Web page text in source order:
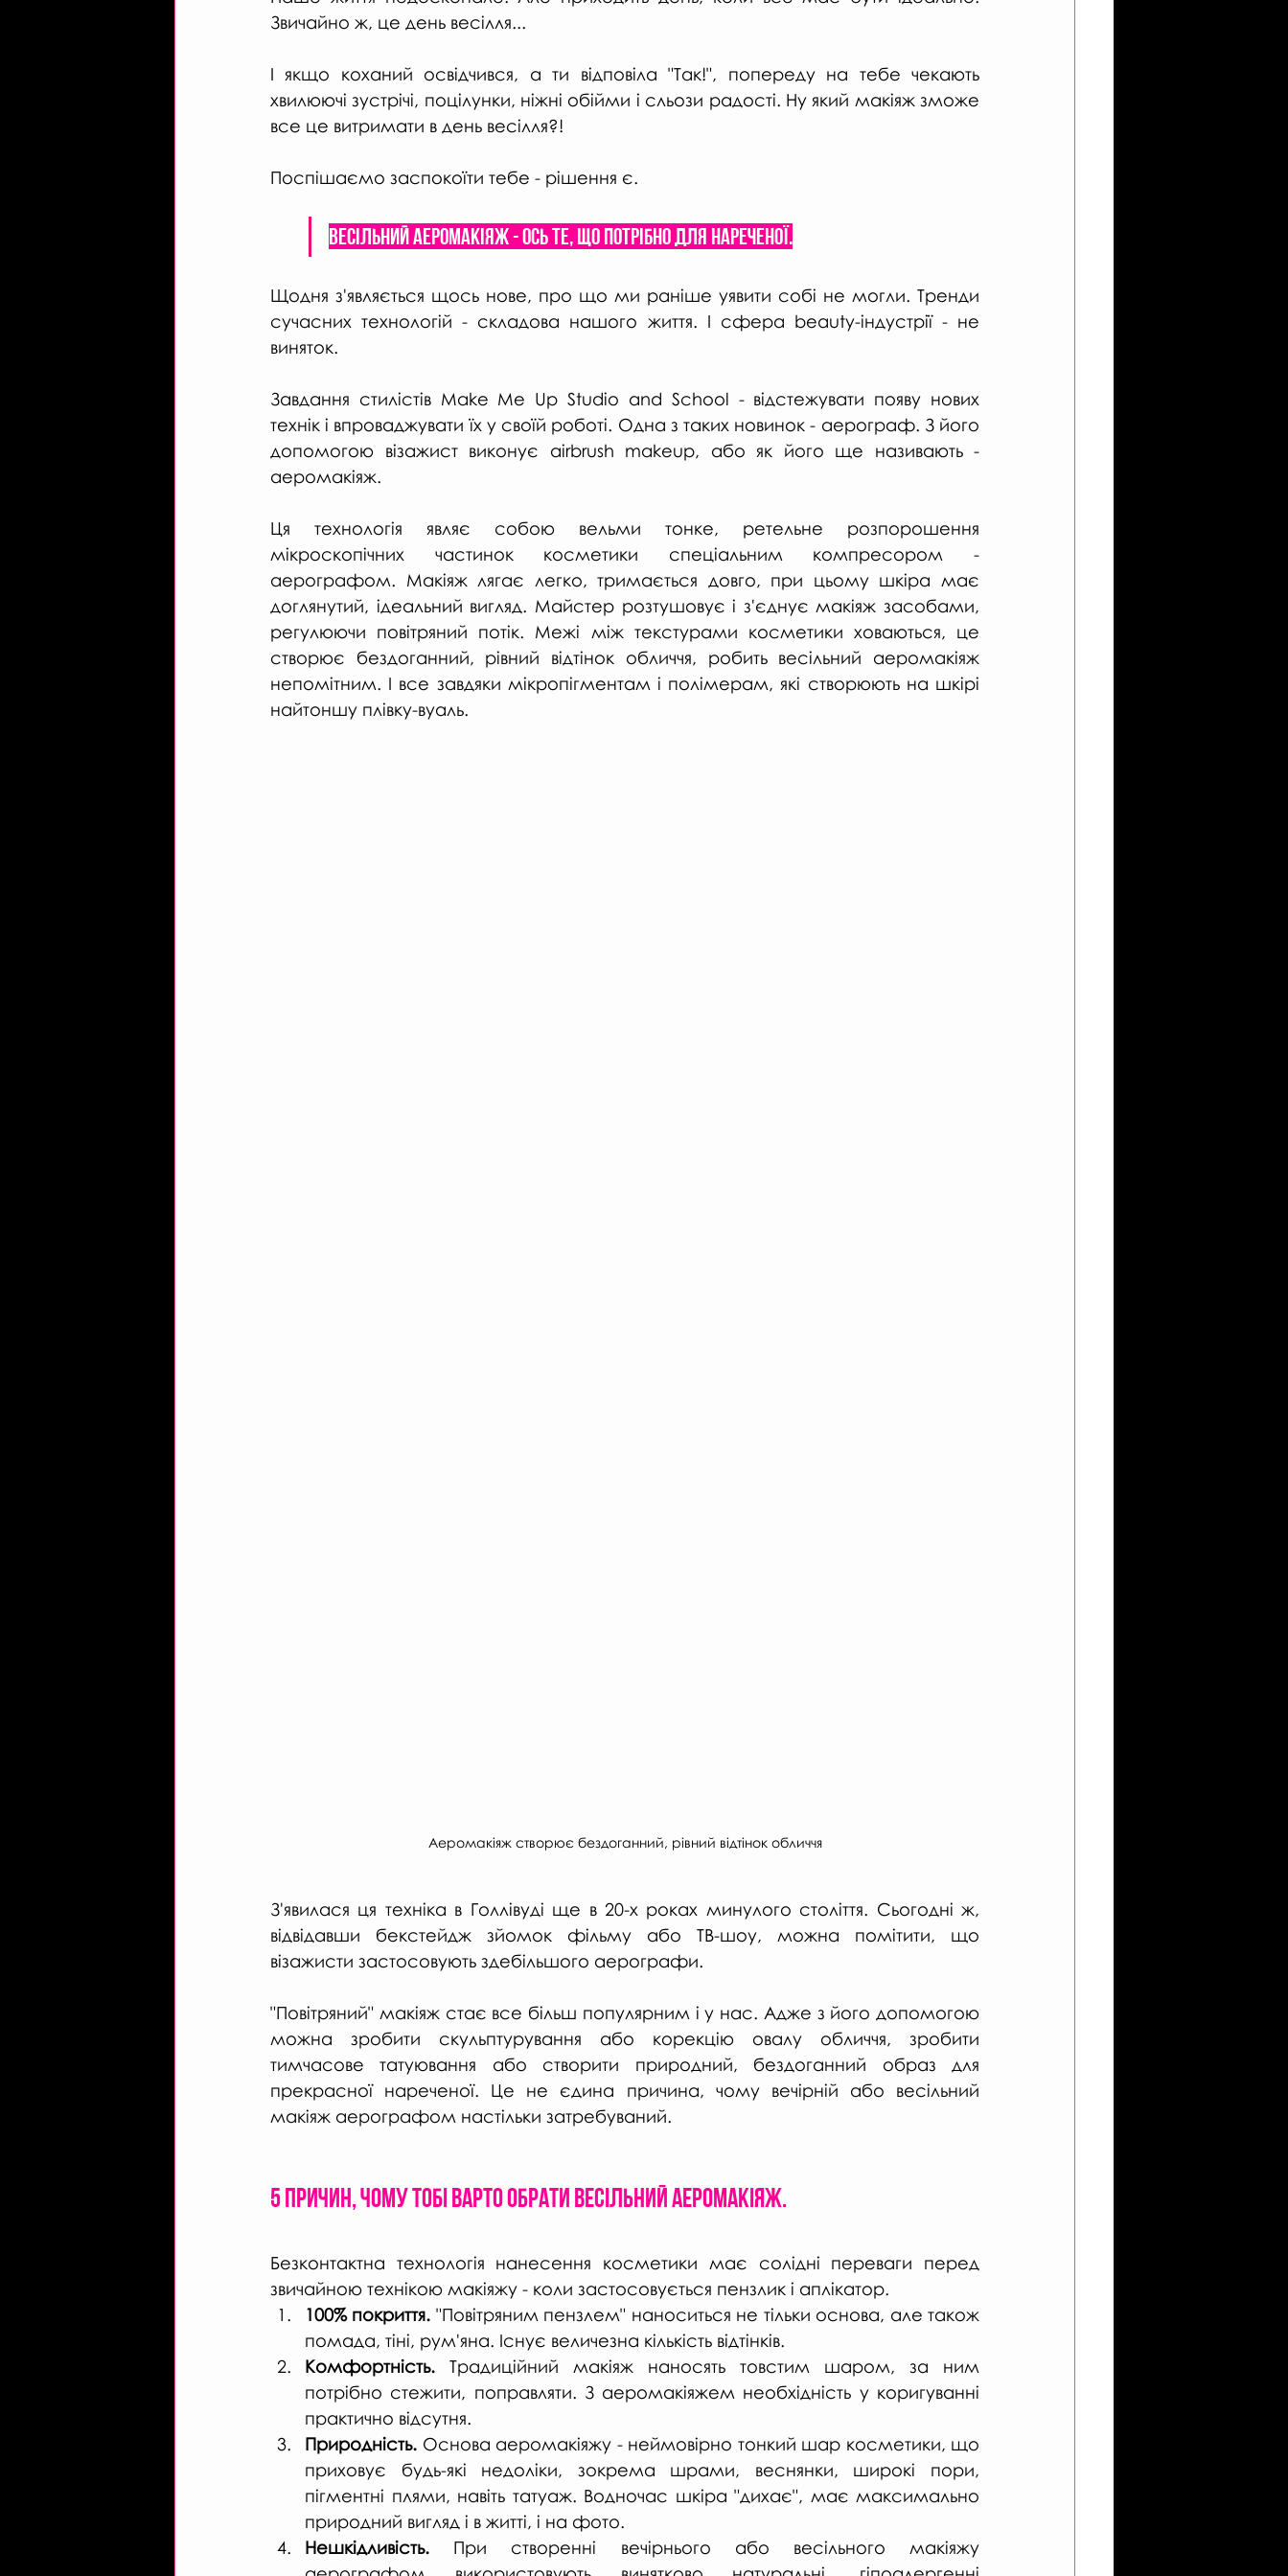
Звичайно ж, це день весілля...
І якщо коханий освідчився, а ти відповіла "Так!", попереду на тебе чекають
хвилюючі зустрічі, поцілунки, ніжні обійми і сльози радості. Ну який макіяж зможе
все це витримати в день весілля?!
Поспішаємо заспокоїти тебе - рішення є.
Весільний аеромакіяж - ось те, що потрібно для нареченої.
Щодня з'являється щось нове, про що ми раніше уявити собі не могли. Тренди
сучасних технологій - складова нашого життя. І сфера beauty-індустрії - не
виняток.
Завдання стилістів Make Me Up Studio and School - відстежувати появу нових
технік і впроваджувати їх у своїй роботі. Одна з таких новинок - аерограф. З його
допомогою візажист виконує airbrush makeup, або як його ще називають -
аеромакіяж.
Ця технологія являє собою вельми тонке, ретельне розпорошення
мікроскопічних частинок косметики спеціальним компресором -
аерографом. Макіяж лягає легко, тримається довго, при цьому шкіра має
доглянутий, ідеальний вигляд. Майстер розтушовує і з'єднує макіяж засобами,
регулюючи повітряний потік. Межі між текстурами косметики ховаються, це
створює бездоганний, рівний відтінок обличчя, робить весільний аеромакіяж
непомітним. І все завдяки мікропігментам і полімерам, які створюють на шкірі
найтоншу плівку-вуаль.
Аеромакіяж створює бездоганний, рівний відтінок обличчя
З'явилася ця техніка в Голлівуді ще в 20-х роках минулого століття. Сьогодні ж,
відвідавши бекстейдж зйомок фільму або ТВ-шоу, можна помітити, що
візажисти застосовують здебільшого аерографи.
"Повітряний" макіяж стає все більш популярним і у нас. Адже з його допомогою
можна зробити скульптурування або корекцію овалу обличчя, зробити
тимчасове татуювання або створити природний, бездоганний образ для
прекрасної нареченої. Це не єдина причина, чому вечірній або весільний
макіяж аерографом настільки затребуваний.
5 причин, чому тобі варто обрати весільний аеромакіяж.
Безконтактна технологія нанесення косметики має солідні переваги перед
звичайною технікою макіяжу - коли застосовується пензлик і аплікатор.
100% покриття. "Повітряним пензлем" наноситься не тільки основа, але також
помада, тіні, рум'яна. Існує величезна кількість відтінків.
Комфортність. Традиційний макіяж наносять товстим шаром, за ним
потрібно стежити, поправляти. З аеромакіяжем необхідність у коригуванні
практично відсутня.
Природність. Основа аеромакіяжу - неймовірно тонкий шар косметики, що
приховує будь-які недоліки, зокрема шрами, веснянки, широкі пори,
пігментні плями, навіть татуаж. Водночас шкіра "дихає", має максимально
природний вигляд і в житті, і на фото.
Нешкідливість. При створенні вечірнього або весільного макіяжу